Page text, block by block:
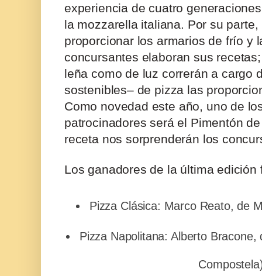
experiencia de cuatro
la mozzarella italiana. Por su parte,
proporcionar los armarios de frío y
concursantes elaboran sus
leña como de luz correrán a cargo
sostenibles– de pizza las
Como novedad este año, uno de
patrocinadores será el Pimentón
receta nos sorprenderán los
Los ganadores de la última edición
Pizza Clásica: Marco Reato, de
Pizza Napolitana: Alberto